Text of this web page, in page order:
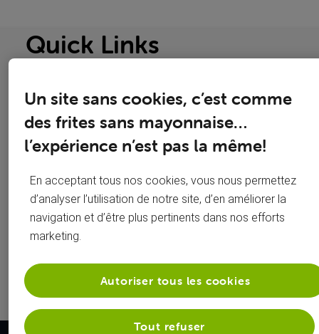
Quick Links
Organiser
son
déménagement
Configurer
son mobile
Test votre
vitesse
Carte SIM
bloquée ?
GSM perdu
ou volé ?
Mot de
perdu ?
Un site sans cookies, c’est comme
des frites sans mayonnaise…
l’expérience n’est pas la même!
En acceptant tous nos cookies, vous nous permettez
d’analyser l’utilisation de notre site, d’en améliorer la
navigation et d’être plus pertinents dans nos efforts
marketing.
Tout refuser
Autoriser tous les cookies